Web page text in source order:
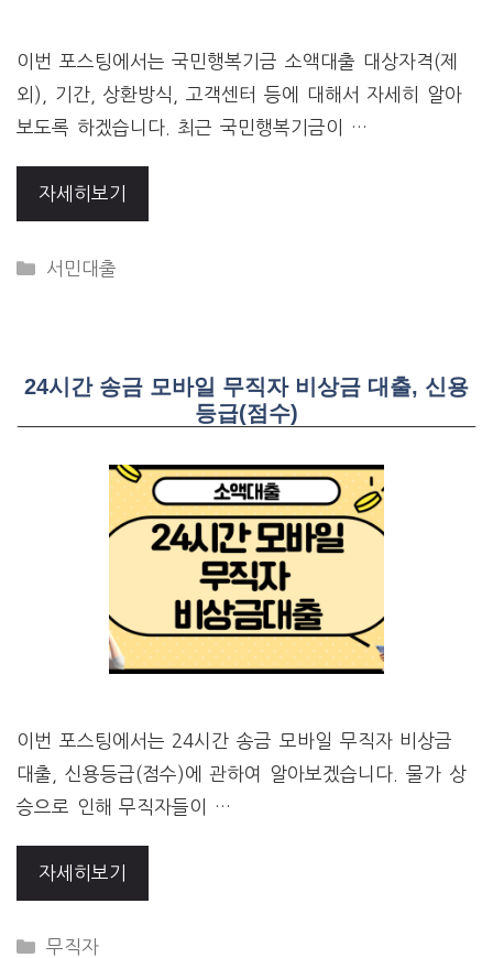
이번 포스팅에서는 국민행복기금 소액대출 대상자격(제
외), 기간, 상환방식, 고객센터 등에 대해서 자세히 알아
보도록 하겠습니다. 최근 국민행복기금이 …
자세히보기
CATEGORIES
서민대출
24시간 송금 모바일 무직자 비상금 대출, 신용
등급(점수)
이번 포스팅에서는 24시간 송금 모바일 무직자 비상금
대출, 신용등급(점수)에 관하여 알아보겠습니다. 물가 상
승으로 인해 무직자들이 …
자세히보기
CATEGORIES
무직자